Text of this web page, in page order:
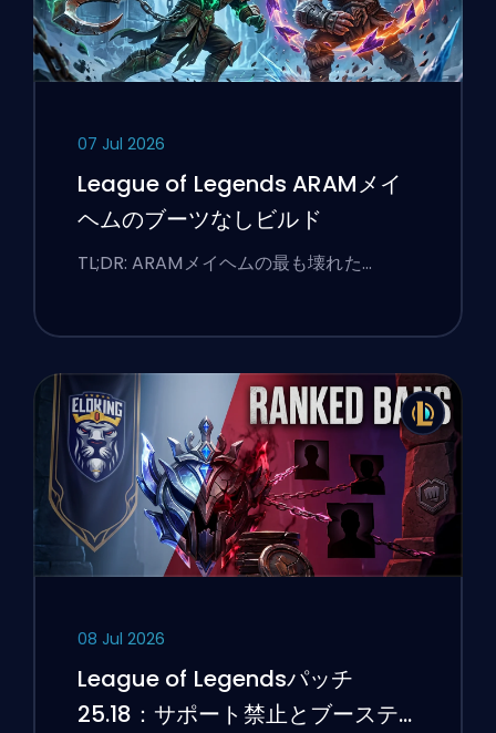
07 Jul 2026
League of Legends ARAMメイ
ヘムのブーツなしビルド
TL;DR: ARAMメイヘムの最も壊れた…
08 Jul 2026
League of Legendsパッチ
25.18：サポート禁止とブーステ